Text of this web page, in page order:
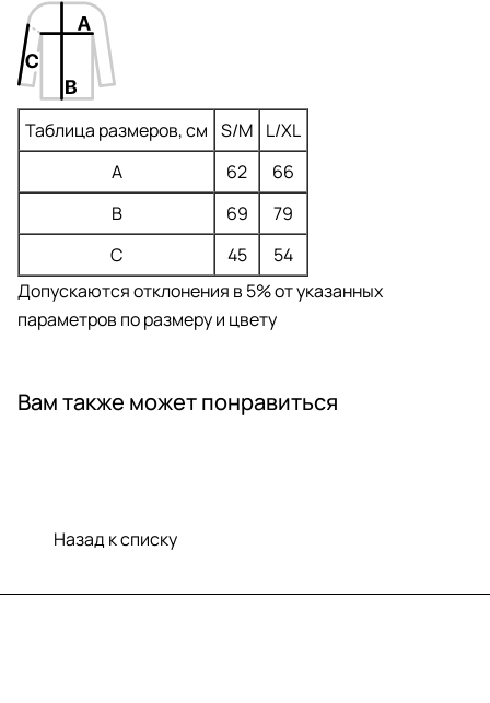
Таблица размеров, см S/M L/XL
A
62
66
B
69
79
C
45
54
Допускаются отклонения в 5% от указанных
параметров по размеру и цвету
Вам также может понравиться
Назад к списку